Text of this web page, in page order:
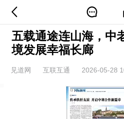
五载通途连山海，中
境发展幸福长廊
见道网 互联互通 2026-05-28